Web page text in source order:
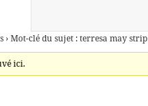
›Mot-clé du sujet : terresa may strip
ici.